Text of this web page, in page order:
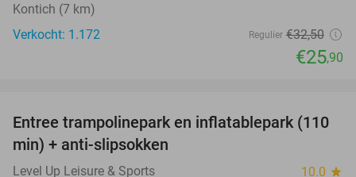
Kontich (7 km)
Verkocht: 1.172
Regulier €32,50
€25,90
40%
Entree trampolinepark en inflatablepark (110
min) + anti-slipsokken
Level Up Leisure & Sports 10.0 star